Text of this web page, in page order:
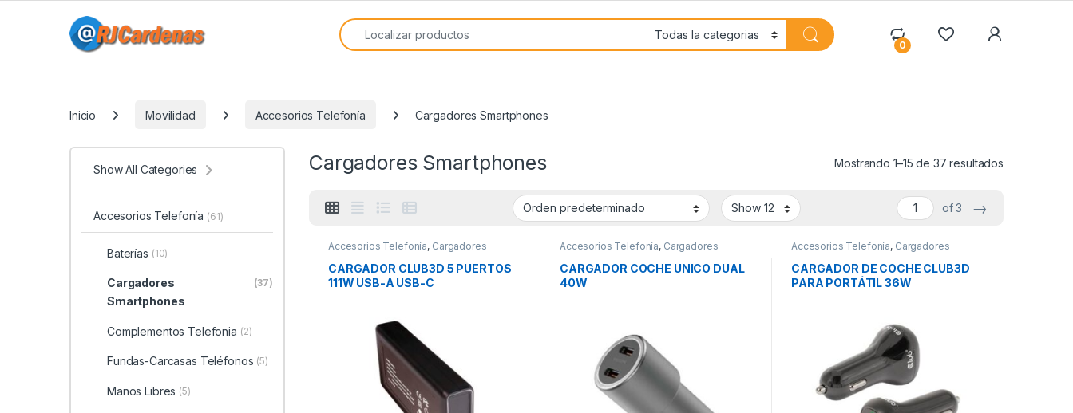
Search for:
0
Inicio Movilidad Accesorios Telefonía Cargadores Smartphones
Cargadores Smartphones Mostrando 1–15 de 37 resultados
of 3 →
Accesorios Telefonía, Cargadores
CARGADOR CLUB3D 5 PUERTOS
111W USB-A USB-C
Accesorios Telefonía, Cargadores
CARGADOR COCHE UNICO DUAL
40W
Accesorios Telefonía, Cargadores
CARGADOR DE COCHE CLUB3D
PARA PORTÁTIL 36W
Show All Categories
Accesorios Telefonía (61)
Baterías (10)
Cargadores
Smartphones
(37)
Complementos Telefonia (2)
Fundas-Carcasas Teléfonos (5)
Manos Libres (5)